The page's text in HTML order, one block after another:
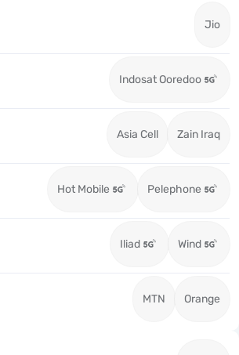
Jio
Indosat Ooredoo
Asia Cell Zain Iraq
Hot Mobile Pelephone
Iliad Wind
MTN Orange